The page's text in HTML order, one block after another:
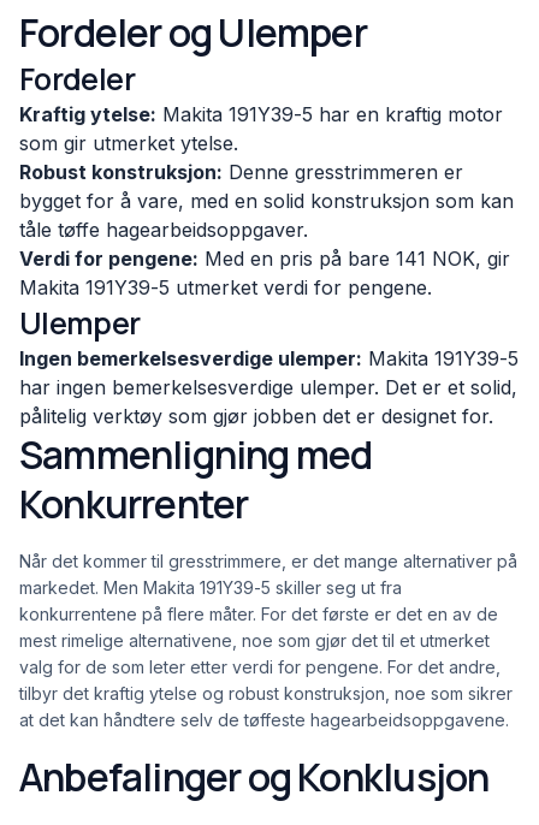
Fordeler og Ulemper
Fordeler
Kraftig ytelse: Makita 191Y39-5 har en kraftig motor
som gir utmerket ytelse.
Robust konstruksjon: Denne gresstrimmeren er
bygget for å vare, med en solid konstruksjon som kan
tåle tøffe hagearbeidsoppgaver.
Verdi for pengene: Med en pris på bare 141 NOK, gir
Makita 191Y39-5 utmerket verdi for pengene.
Ulemper
Ingen bemerkelsesverdige ulemper: Makita 191Y39-5
har ingen bemerkelsesverdige ulemper. Det er et solid,
pålitelig verktøy som gjør jobben det er designet for.
Sammenligning med
Konkurrenter
Når det kommer til gresstrimmere, er det mange alternativer på
markedet. Men Makita 191Y39-5 skiller seg ut fra
konkurrentene på flere måter. For det første er det en av de
mest rimelige alternativene, noe som gjør det til et utmerket
valg for de som leter etter verdi for pengene. For det andre,
tilbyr det kraftig ytelse og robust konstruksjon, noe som sikrer
at det kan håndtere selv de tøffeste hagearbeidsoppgavene.
Anbefalinger og Konklusjon